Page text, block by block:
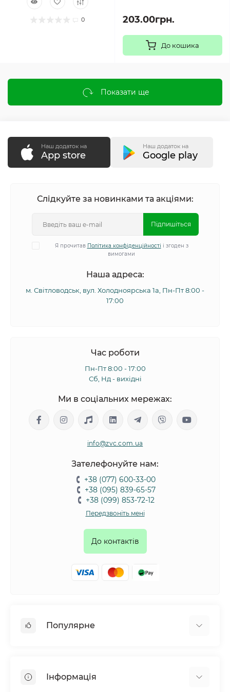
0 203.00грн.
До кошика
Показати ще
Наш додаток на
App store
Наш додаток на
Google play
Слідкуйте за новинками та акціями:
Підпишіться
Я прочитав Політика конфіденційності і згоден з
вимогами
Наша адреса:
м. Світловодськ, вул. Холодноярська 1а, Пн-Пт 8:00 -
17:00
Час роботи
Пн-Пт 8:00 - 17:00
Сб, Нд - вихідні
Ми в соціальних мережах:
info@zvc.com.ua
Зателефонуйте нам:
+38 (077) 600-33-00
+38 (095) 839-65-57
+38 (099) 853-72-12
Передзвоніть мені
До контактів
Популярне
Птахи
Інформація